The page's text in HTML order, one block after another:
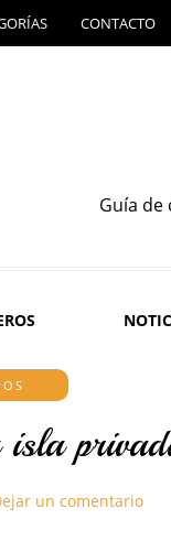
CONTACTO
Guía de
un comentario